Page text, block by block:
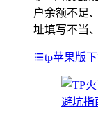
户余额不足
址填写不当
tp苹果版